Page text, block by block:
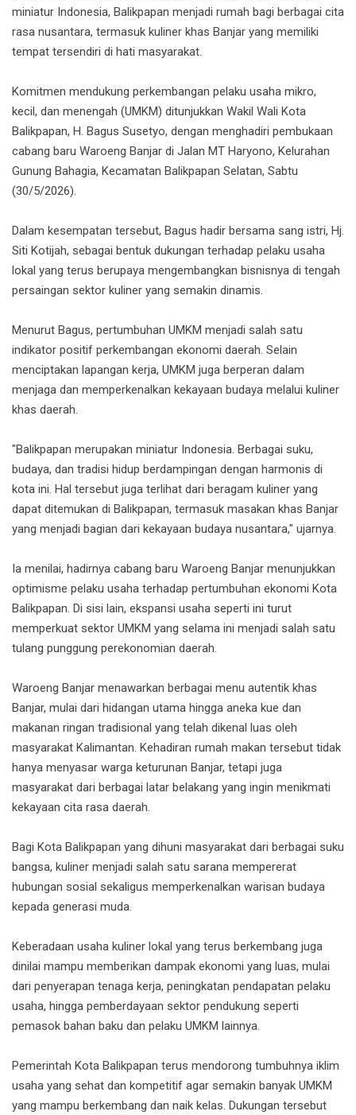
miniatur Indonesia, Balikpapan menjadi rumah bagi berbagai cita
rasa nusantara, termasuk kuliner khas Banjar yang memiliki
tempat tersendiri di hati masyarakat.
Komitmen mendukung perkembangan pelaku usaha mikro,
kecil, dan menengah (UMKM) ditunjukkan Wakil Wali Kota
Balikpapan, H. Bagus Susetyo, dengan menghadiri pembukaan
cabang baru Waroeng Banjar di Jalan MT Haryono, Kelurahan
Gunung Bahagia, Kecamatan Balikpapan Selatan, Sabtu
(30/5/2026).
Dalam kesempatan tersebut, Bagus hadir bersama sang istri, Hj.
Siti Kotijah, sebagai bentuk dukungan terhadap pelaku usaha
lokal yang terus berupaya mengembangkan bisnisnya di tengah
persaingan sektor kuliner yang semakin dinamis.
Menurut Bagus, pertumbuhan UMKM menjadi salah satu
indikator positif perkembangan ekonomi daerah. Selain
menciptakan lapangan kerja, UMKM juga berperan dalam
menjaga dan memperkenalkan kekayaan budaya melalui kuliner
khas daerah.
"Balikpapan merupakan miniatur Indonesia. Berbagai suku,
budaya, dan tradisi hidup berdampingan dengan harmonis di
kota ini. Hal tersebut juga terlihat dari beragam kuliner yang
dapat ditemukan di Balikpapan, termasuk masakan khas Banjar
yang menjadi bagian dari kekayaan budaya nusantara," ujarnya.
Ia menilai, hadirnya cabang baru Waroeng Banjar menunjukkan
optimisme pelaku usaha terhadap pertumbuhan ekonomi Kota
Balikpapan. Di sisi lain, ekspansi usaha seperti ini turut
memperkuat sektor UMKM yang selama ini menjadi salah satu
tulang punggung perekonomian daerah.
Waroeng Banjar menawarkan berbagai menu autentik khas
Banjar, mulai dari hidangan utama hingga aneka kue dan
makanan ringan tradisional yang telah dikenal luas oleh
masyarakat Kalimantan. Kehadiran rumah makan tersebut tidak
hanya menyasar warga keturunan Banjar, tetapi juga
masyarakat dari berbagai latar belakang yang ingin menikmati
kekayaan cita rasa daerah.
Bagi Kota Balikpapan yang dihuni masyarakat dari berbagai suku
bangsa, kuliner menjadi salah satu sarana mempererat
hubungan sosial sekaligus memperkenalkan warisan budaya
kepada generasi muda.
Keberadaan usaha kuliner lokal yang terus berkembang juga
dinilai mampu memberikan dampak ekonomi yang luas, mulai
dari penyerapan tenaga kerja, peningkatan pendapatan pelaku
usaha, hingga pemberdayaan sektor pendukung seperti
pemasok bahan baku dan pelaku UMKM lainnya.
Pemerintah Kota Balikpapan terus mendorong tumbuhnya iklim
usaha yang sehat dan kompetitif agar semakin banyak UMKM
yang mampu berkembang dan naik kelas. Dukungan tersebut